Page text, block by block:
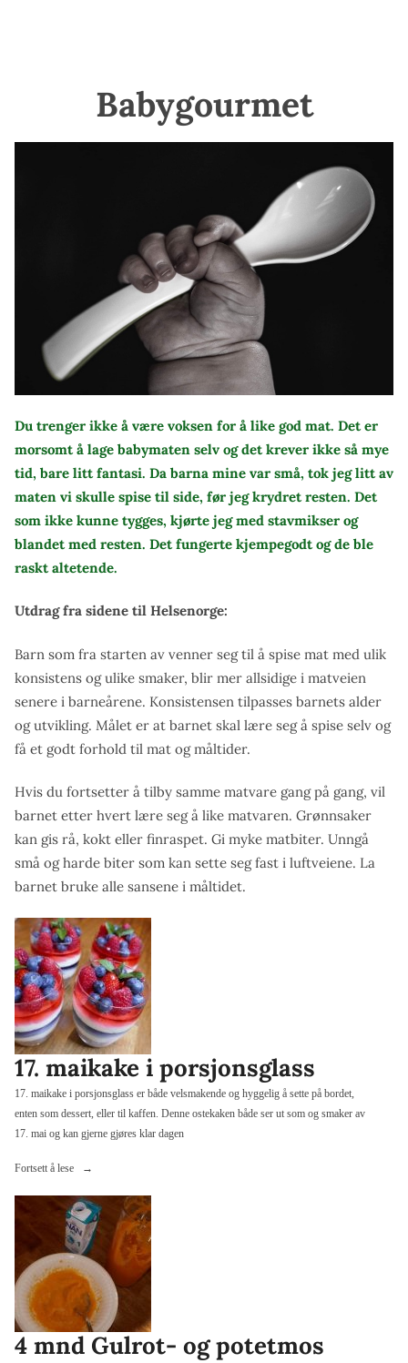
Babygourmet
Du trenger ikke å være voksen for å like god mat. Det er
morsomt å lage babymaten selv og det krever ikke så mye
tid, bare litt fantasi. Da barna mine var små, tok jeg litt av
maten vi skulle spise til side, før jeg krydret resten. Det
som ikke kunne tygges, kjørte jeg med stavmikser og
blandet med resten. Det fungerte kjempegodt og de ble
raskt altetende.
Utdrag fra sidene til Helsenorge:
Barn som fra starten av venner seg til å spise mat med ulik
konsistens og ulike smaker, blir mer allsidige i matveien
senere i barneårene. Konsistensen tilpasses barnets alder
og utvikling. Målet er at barnet skal lære seg å spise selv og
få et godt forhold til mat og måltider.
Hvis du fortsetter å tilby samme matvare gang på gang, vil
barnet etter hvert lære seg å like matvaren. Grønnsaker
kan gis rå, kokt eller finraspet. Gi myke matbiter. Unngå
små og harde biter som kan sette seg fast i luftveiene. La
barnet bruke alle sansene i måltidet.
17. maikake i porsjonsglass
17. maikake i porsjonsglass er både velsmakende og hyggelig å sette på bordet,
enten som dessert, eller til kaffen. Denne ostekaken både ser ut som og smaker av
17. mai og kan gjerne gjøres klar dagen
Fortsett å lese
«17.
i
porsjonsglass»
4 mnd Gulrot- og potetmos